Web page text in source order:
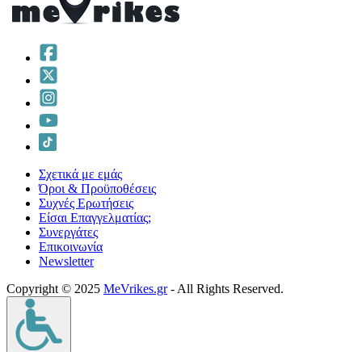
Σχετικά με εμάς
Όροι & Προϋποθέσεις
Συχνές Ερωτήσεις
Είσαι Επαγγελματίας;
Συνεργάτες
Επικοινωνία
Νewsletter
Copyright © 2025 MeVrikes.gr- All Rights Reserved.